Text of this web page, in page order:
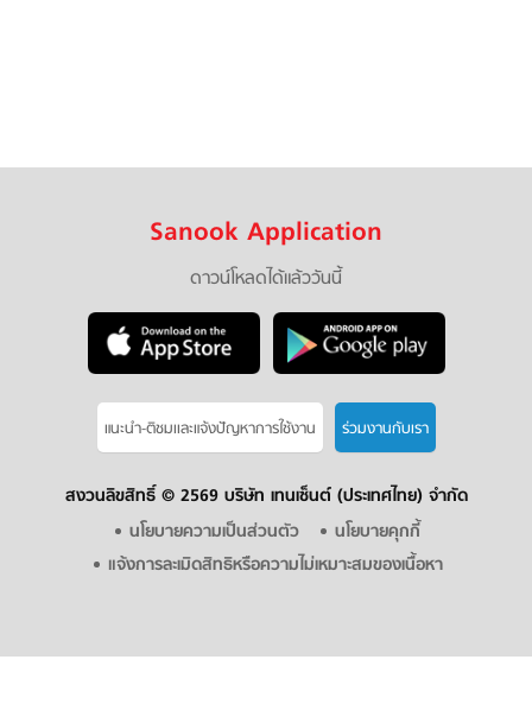
Sanook Application
ดาวน์โหลดได้แล้ววันนี้
แนะนำ-ติชมเเละแจ้งปัญหาการใช้งาน ร่วมงานกับเรา
สงวนลิขสิทธิ์ © 2569 บริษัท เทนเซ็นต์ (ประเทศไทย) จำกัด
นโยบายความเป็นส่วนตัว
นโยบายคุกกี้
แจ้งการละเมิดสิทธิหรือความไม่เหมาะสมของเนื้อหา